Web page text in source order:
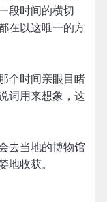
段时间的横切
在以这唯一的方
个时间亲眼目睹
词用来想象，这
去当地的博物馆
地收获。